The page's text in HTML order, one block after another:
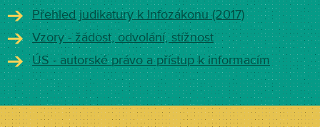
Přehled judikatury k Infozákonu (2017)
Vzory - žádost, odvolání, stížnost
ÚS - autorské právo a přístup k informacím